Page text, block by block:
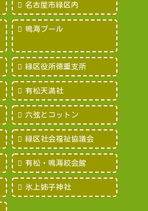
名古屋市緑区内
鳴海プール
緑区役所徳重支所
有松天満社
六弦とコットン
緑区社会福祉協議会
有松・鳴海絞会館
氷上姉子神社